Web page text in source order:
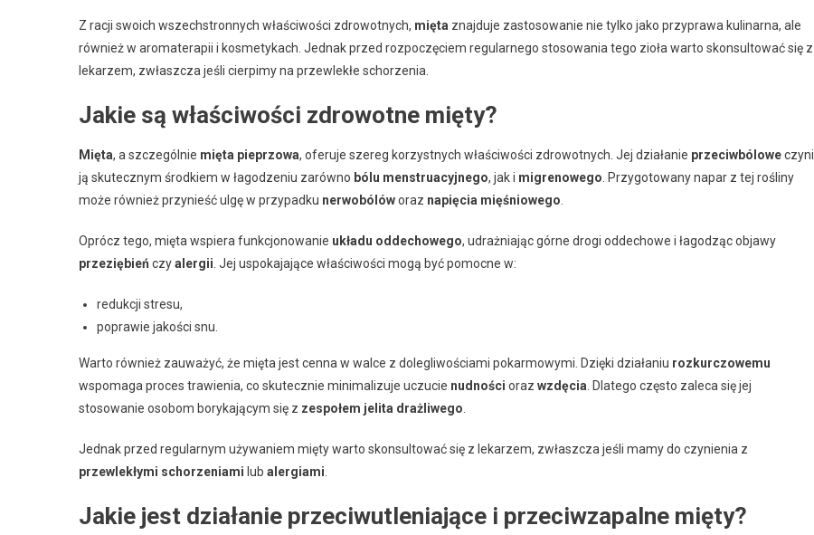
Z racji swoich wszechstronnych właściwości zdrowotnych, mięta znajduje zastosowanie nie tylko jako przyprawa kulinarna, ale
również w aromaterapii i kosmetykach. Jednak przed rozpoczęciem regularnego stosowania tego zioła warto skonsultować się z
lekarzem, zwłaszcza jeśli cierpimy na przewlekłe schorzenia.
Jakie są właściwości zdrowotne mięty?
Mięta, a szczególnie mięta pieprzowa, oferuje szereg korzystnych właściwości zdrowotnych. Jej działanie przeciwbóloweczyni
ją skutecznym środkiem w łagodzeniu zarówno bólu menstruacyjnego, jak i migrenowego . Przygotowany napar z tej rośliny
może również przynieść ulgę w przypadku nerwobólóworaz napięcia mięśniowego
Oprócz tego, mięta wspiera funkcjonowanie układu oddechowego, udrażniając górne drogi oddechowe i łagodząc objawy
przeziębień czyalergii . Jej uspokajające właściwości mogą być pomocne w:
redukcji stresu,
poprawie jakości snu.
Warto również zauważyć, że mięta jest cenna w walce z dolegliwościami pokarmowymi. Dzięki działaniu rozkurczowemu
wspomaga proces trawienia, co skutecznie minimalizuje uczucie nudności oraz wzdęcia . Dlatego często zaleca się jej
stosowanie osobom borykającym się z zespołem jelita drażliwego
Jednak przed regularnym używaniem mięty warto skonsultować się z lekarzem, zwłaszcza jeśli mamy do czynienia z
przewlekłymi schorzeniami lub alergiami
Jakie jest działanie przeciwutleniające i przeciwzapalne mięty?